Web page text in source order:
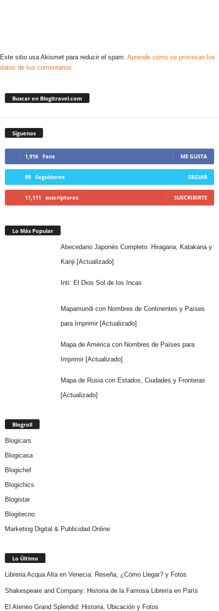
Este sitio usa Akismet para reducir el spam. Aprende cómo se procesan los
datos de tus comentarios.
Buscar en Blogitravel.com
Síguenos
1,916 Fans ME GUSTA
89 Seguidores SEGUIR
11,111 suscriptores SUSCRIBIRTE
Lo Más Popular
Abecedario Japonés Completo: Hiragana, Katakana y
Kanji [Actualizado]
Inti: El Dios Sol de los Incas
Mapamundi con Nombres de Continentes y Países
para Imprimir [Actualizado]
Mapa de América con Nombres de Países para
Imprimir [Actualizado]
Mapa de Rusia con Estados, Ciudades y Fronteras
[Actualizado]
Blogroll
Blogicars
Blogicasa
Blogichef
Blogichics
Blogistar
Blogitecno
Marketing Digital & Publicidad Online
Lo Último
Libreria Acqua Alta en Venecia: Reseña, ¿Cómo Llegar? y Fotos
Shakespeare and Company: Historia de la Famosa Librería en París
El Ateneo Grand Splendid: Historia, Ubicación y Fotos